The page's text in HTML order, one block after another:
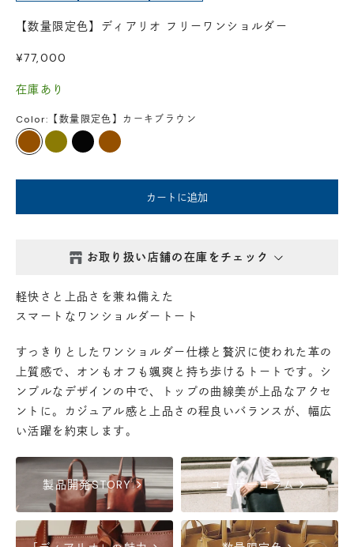
【数量限定色】ディアリオ フリーワンショルダー
セール価格
¥77,000
在庫あり
Color: 【数量限定色】カーキブラウン
カーキブラウン
カーキブラックブラウン
カートに追加
お取り扱い店舗の在庫をチェック
西新井本店 - 在庫 -△
丸の内店 - 在庫 - △
渋谷店- 在庫 -△
六本木店- 在庫 -△
日本橋店- 在庫 -△
軽快さと上品さを兼ね備えた
スマートなワンショルダートート
すっきりとしたワンショルダー仕様と贅沢に使われた革の
上質感で、オンもオフも颯爽と持ち歩けるトートです。シ
ンプルなデザインの中で、トップの曲線美が上品なアクセ
ントに。カジュアル感と上品さの程良いバランスが、幅広
い活躍を約束します。
製品開発STORYchevron_right ユーザーコラムchevron_right